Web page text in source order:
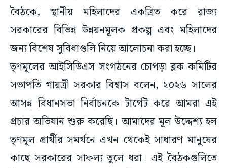
বৈঠকে, স্থানীয় মহিলাদের একত্রিত করে রাজ্য
সরকারের বিভিন্ন উন্নয়নমূলক প্রকল্প এবং মহিলাদের
জন্য বিশেষ সুবিধাগুলি নিয়ে আলোচনা করা হচ্ছে।
তৃণমূলের আইসিডিএস সংগঠনের চোপড়া ব্লক কমিটির
সভাপতি গায়ত্রী সরকার বিশ্বাস বলেন, ২০২৬ সালের
আসন্ন বিধানসভা নির্বাচনকে টার্গেট করে আমরা এই
প্রচার অভিযান শুরু করেছি। আমাদের মূল উদ্দেশ্য হল
তৃণমূল প্রার্থীর সমর্থনে এখন থেকেই সাধারণ মানুষের
কাছে সরকারের সাফল্য তুলে ধরা। এই বৈঠকগুলিতে